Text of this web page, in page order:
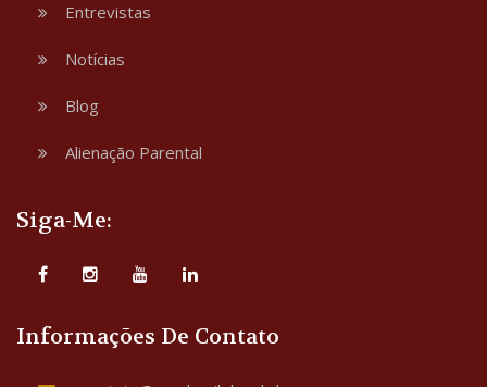
Entrevistas
Notícias
Blog
Alienação Parental
Siga-Me:
Informações De Contato